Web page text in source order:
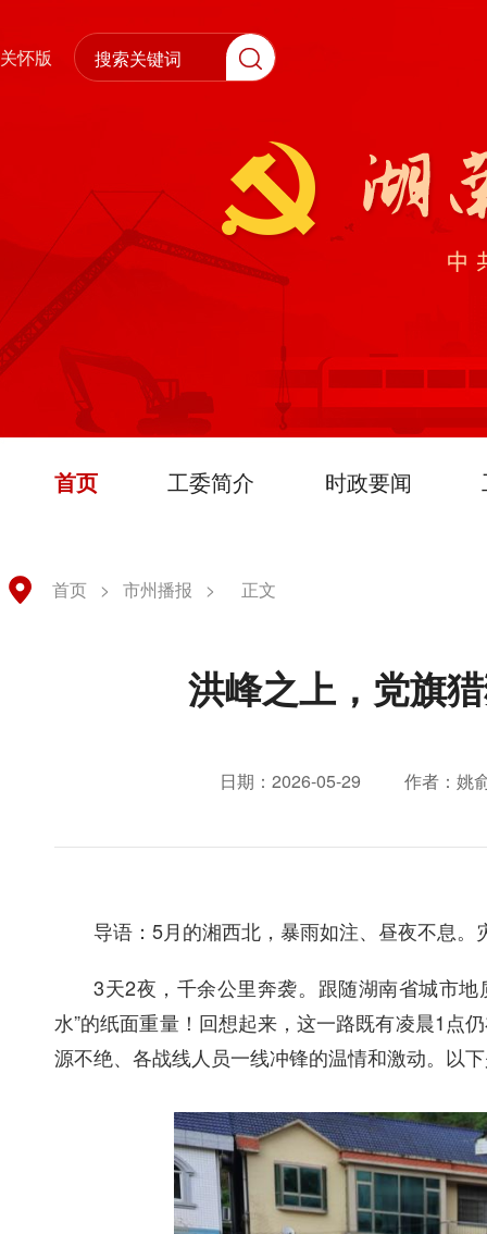
关怀版
首页 工委简介 时政要闻
首页 > 市州播报 > 正文
洪峰之上，党旗
日期：2026-05-29 作者：姚
导语： 5月的湘西北，暴雨如注、昼夜不息。
3天2夜，千余公里奔袭。跟随湖南省城市
水”的纸面重量！回想起来，这一路既有凌晨1点
源不绝、各战线人员一线冲锋的温情和激动。以